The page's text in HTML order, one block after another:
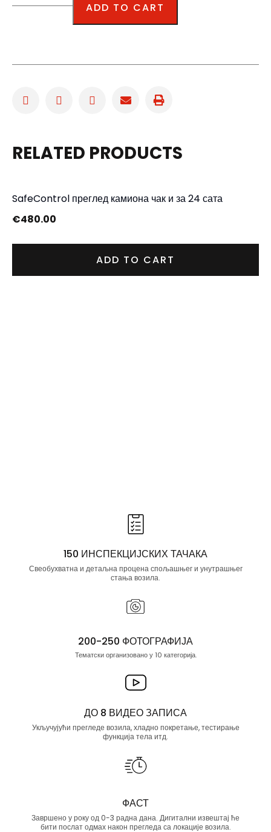
ADD TO CART
RELATED PRODUCTS
SafeControl преглед камиона чак и за 24 сата
€480.00
ADD TO CART
150 ИНСПЕКЦИЈСКИХ ТАЧАКА
Свеобухватна и детаљна процена спољашњег и унутрашњег
стања возила.
200-250 ФОТОГРАФИЈА
Тематски организовано у 10 категорија.
ДО 8 ВИДЕО ЗАПИСА
Укључујући прегледе возила, хладно покретање, тестирање
функција тела итд.
ФАСТ
Завршено у року од 0-3 радна дана. Дигитални извештај ће
бити послат одмах након прегледа са локације возила.